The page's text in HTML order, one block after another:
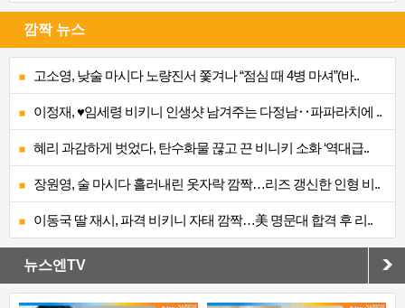
깜짝 뉴스
고소영, 낮술 마시다 노량진서 쫓겨나 “점심 때 4병 마셔”(바..
이정재, ♥임세령 비키니 인생샷 남겨주는 다정남‥파파라치에 ..
혜리 과감하게 벗었다, 탄수화물 끊고 끈 비니키 소화 ‘역대급..
장원영, 술 마시다 흘러내린 옷자락 깜짝…리즈 갱신한 인형 비..
이동국 딸 재시, 파격 비키니 자태 깜짝…美 명문대 합격 후 리..
뉴스엔TV